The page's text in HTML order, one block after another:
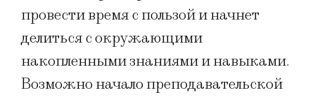
провести время с пользой и начнет
делиться с окружающими
накопленными знаниями и навыками.
Возможно начало преподавательской